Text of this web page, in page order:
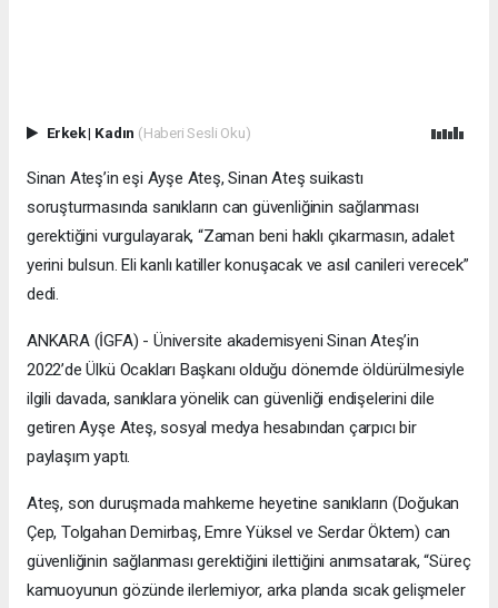
Erkek| Kadın (Haberi Sesli Oku)
Sinan Ateş’in eşi Ayşe Ateş, Sinan Ateş suikastı
soruşturmasında sanıkların can güvenliğinin sağlanması
gerektiğini vurgulayarak, “Zaman beni haklı çıkarmasın, adalet
yerini bulsun. Eli kanlı katiller konuşacak ve asıl canileri verecek”
dedi.
ANKARA (İGFA) - Üniversite akademisyeni Sinan Ateş’in
2022’de Ülkü Ocakları Başkanı olduğu dönemde öldürülmesiyle
ilgili davada, sanıklara yönelik can güvenliği endişelerini dile
getiren Ayşe Ateş, sosyal medya hesabından çarpıcı bir
paylaşım yaptı.
Ateş, son duruşmada mahkeme heyetine sanıkların (Doğukan
Çep, Tolgahan Demirbaş, Emre Yüksel ve Serdar Öktem) can
güvenliğinin sağlanması gerektiğini ilettiğini anımsatarak, “Süreç
kamuoyunun gözünde ilerlemiyor, arka planda sıcak gelişmeler